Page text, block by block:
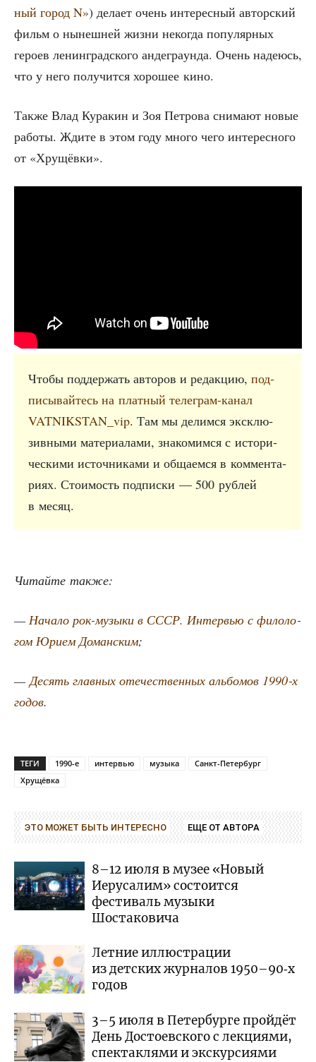
ный город N») дела­ет очень инте­рес­ный автор­ский
фильм о нынеш­ней жиз­ни неко­гда попу­ляр­ных
геро­ев ленин­град­ско­го анде­гра­ун­да. Очень наде­юсь,
что у него полу­чит­ся хоро­шее кино.
Так­же Влад Кура­кин и Зоя Пет­ро­ва сни­ма­ют новые
рабо­ты. Жди­те в этом году мно­го чего инте­рес­но­го
от «Хру­щёв­ки».
Что­бы под­дер­жать авто­ров и редак­цию, под­
пи­сы­вай­тесь на плат­ный теле­грам-канал
VATNIKSTAN_vip. Там мы делим­ся экс­клю­
зив­ны­ми мате­ри­а­ла­ми, зна­ко­мим­ся с исто­ри­
че­ски­ми источ­ни­ка­ми и обща­ем­ся в ком­мен­та­
ри­ях. Сто­и­мость под­пис­ки — 500 руб­лей
в месяц.
Читай­те также:
— Нача­ло рок-музы­ки в СССР. Интер­вью с фило­ло­
гом Юри­ем Доман­ским;
—Десять глав­ных оте­че­ствен­ных аль­бо­мов 1990‑х
годов.
ТЕГИ 1990-е интервью музыка
Санкт-Петербург
Хрущёвка
ЭТО МОЖЕТ БЫТЬ ИНТЕРЕСНО ЕЩЕ ОТ АВТОРА
8–12 июля в музее «Новый
Иерусалим» состоится
фестиваль музыки
Шостаковича
Летние иллюстрации
из детских журналов 1950–90‑х
годов
3–5 июля в Петербурге пройдёт
День Достоевского с лекциями,
спектаклями и экскурсиями